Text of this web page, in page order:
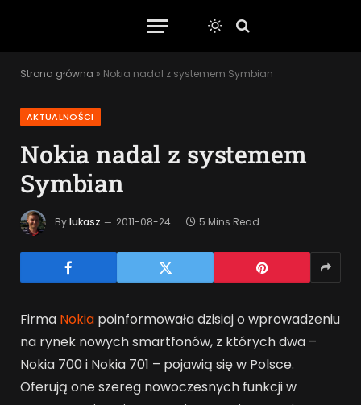
Strona główna » Nokia nadal z systemem Symbian
AKTUALNOŚCI
Nokia nadal z systemem
Symbian
Bylukasz 2011-08-24 5 Mins Read
Firma Nokia poinformowała dzisiaj o wprowadzeniu
na rynek nowych smartfonów, z których dwa –
Nokia 700 i Nokia 701 – pojawią się w Polsce.
Oferują one szereg nowoczesnych funkcji w